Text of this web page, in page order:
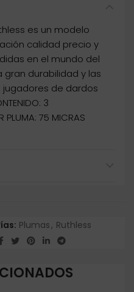
es un modelo
calidad precio y
en el mundo del
gran durabilidad y las
de dardos
3
PLUMA: 75 MICRAS
Plumas, Ruthless